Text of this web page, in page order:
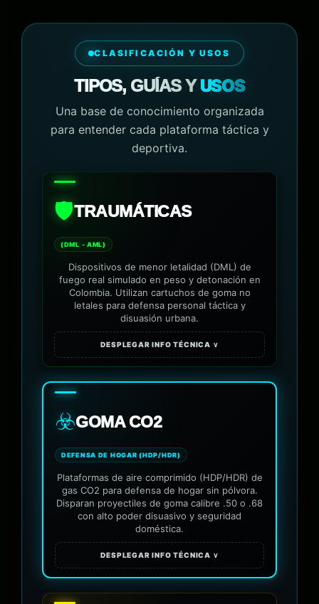
CLASIFICACIÓN Y USOS
TIPOS, GUÍAS YUSOS
Una base de conocimiento organizada
para entender cada plataforma táctica y
deportiva.
🛡️TRAUMÁTICAS
(DML - AML)
Dispositivos de menor letalidad (DML) de
fuego real simulado en peso y detonación en
Colombia. Utilizan cartuchos de goma no
letales para defensa personal táctica y
disuasión urbana.
DESPLEGAR INFO TÉCNICA ∨
☣️GOMA CO2
DEFENSA DE HOGAR (HDP/HDR)
Plataformas de aire comprimido (HDP/HDR) de
gas CO2 para defensa de hogar sin pólvora.
Disparan proyectiles de goma calibre .50 o .68
con alto poder disuasivo y seguridad
doméstica.
DESPLEGAR INFO TÉCNICA ∨